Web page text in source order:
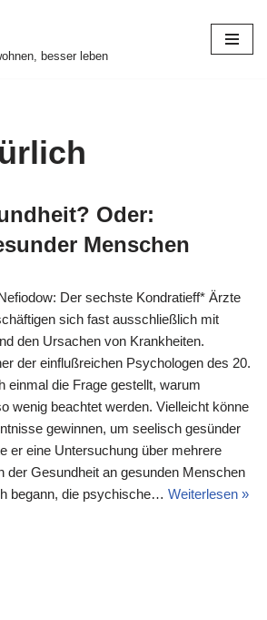
besser leben
Oder:
Menschen
Der sechste Kondratieff* Ärzte
sich fast ausschließlich mit
den Ursachen von Krankheiten.
der einflußreichen Psychologen des 20.
einmal die Frage gestellt, warum
wenig beachtet werden. Vielleicht könne
gewinnen, um seelisch gesünder
er eine Untersuchung über mehrere
der Gesundheit an gesunden Menschen
begann, die psychische… Weiterlesen »